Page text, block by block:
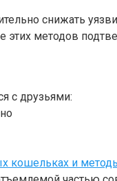
снижать
методов
с друзьями:
кошельках и